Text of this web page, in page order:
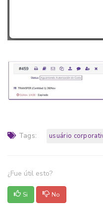
Tags: usuário
¿Fue útil esto?
Si No